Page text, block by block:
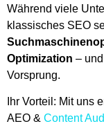
Während viele
klassisches SEO
Optimization –
Vorsprung.
Ihr Vorteil: Mit uns
AEO & Content